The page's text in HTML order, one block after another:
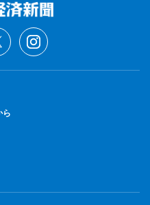
ら